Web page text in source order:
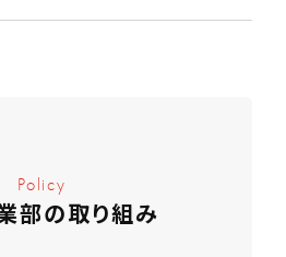
Policy
部の取り組み